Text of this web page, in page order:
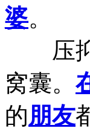
婆。
压抑
窝囊。
的朋友